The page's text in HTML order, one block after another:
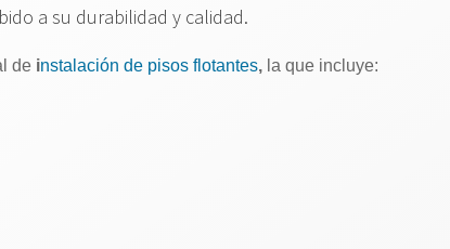
a su durabilidad y calidad.
de instalación de pisos flotantes, la que incluye: